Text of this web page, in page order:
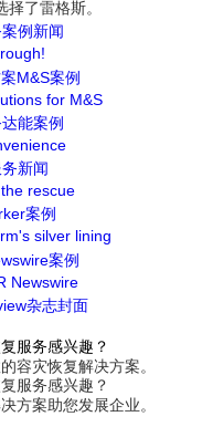
了雷格斯。
for M&S
rescue
silver lining
Newswire
服务感兴趣？
容灾恢复解决方案。
服务感兴趣？
方案助您发展企业。